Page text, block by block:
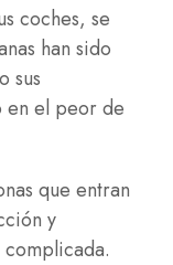
coches, se
han sido
sus
en el peor de
que entran
y